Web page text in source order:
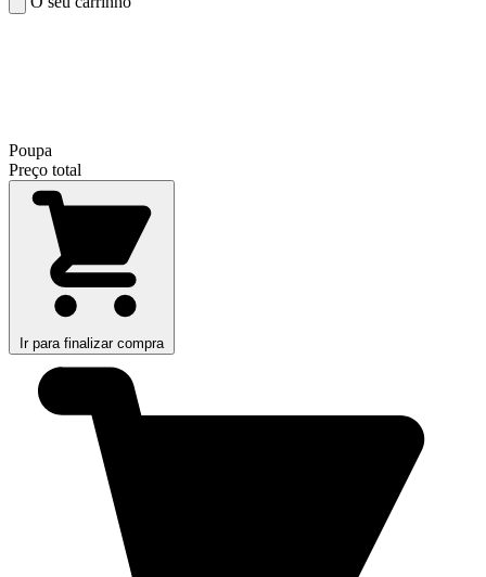
Poupa
Preço total
Ir para finalizar compra